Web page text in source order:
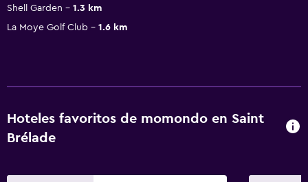
Shell Garden
1.3 km
La Moye Golf Club
1.6 km
Hoteles favoritos de momondo en Saint
Brélade